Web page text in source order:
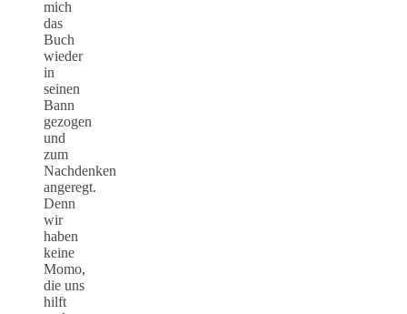
mich
das
Buch
wieder
in
seinen
Bann
gezogen
und
zum
Nachdenken
angeregt.
Denn
wir
haben
keine
Momo,
die uns
hilft